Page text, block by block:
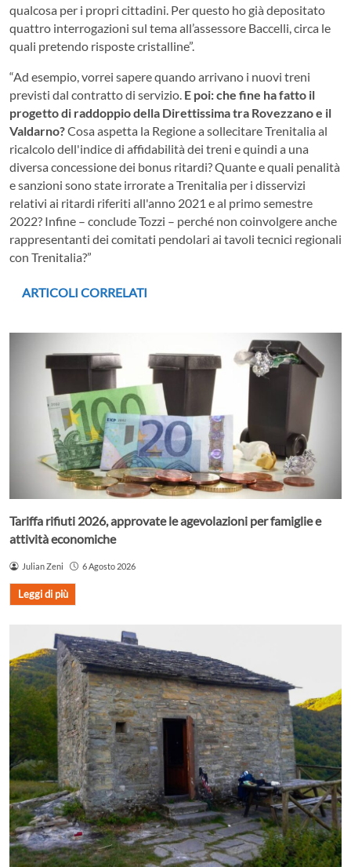
qualcosa per i propri cittadini. Per questo ho già depositato
quattro interrogazioni sul tema all’assessore Baccelli, circa le
quali pretendo risposte cristalline”.
“Ad esempio, vorrei sapere quando arrivano i nuovi treni
previsti dal contratto di servizio. E poi: che fine ha fatto il
progetto di raddoppio della Direttissima tra Rovezzano e il
Valdarno?Cosa aspetta la Regione a sollecitare Trenitalia al
ricalcolo dell'indice di affidabilità dei treni e quindi a una
diversa concessione dei bonus ritardi? Quante e quali penalità
e sanzioni sono state irrorate a Trenitalia per i disservizi
relativi ai ritardi riferiti all'anno 2021 e al primo semestre
2022? Infine – conclude Tozzi – perché non coinvolgere anche
rappresentanti dei comitati pendolari ai tavoli tecnici regionali
con Trenitalia?”
ARTICOLI CORRELATI
Tariffa rifiuti 2026, approvate le agevolazioni per famiglie e
attività economiche
Julian Zeni 6 Agosto 2026
Leggi di più